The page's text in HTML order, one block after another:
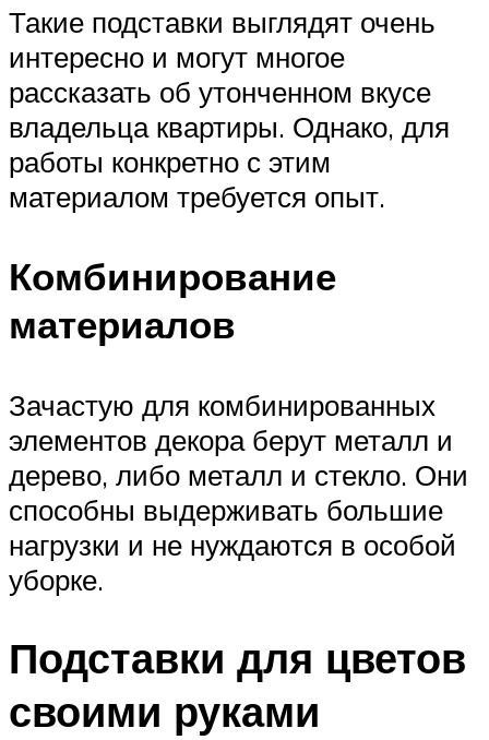
Такие подставки выглядят очень
интересно и могут многое
рассказать об утонченном вкусе
владельца квартиры. Однако, для
работы конкретно с этим
материалом требуется опыт.
Комбинирование
материалов
Зачастую для комбинированных
элементов декора берут металл и
дерево, либо металл и стекло. Они
способны выдерживать большие
нагрузки и не нуждаются в особой
уборке.
Подставки для цветов
своими руками